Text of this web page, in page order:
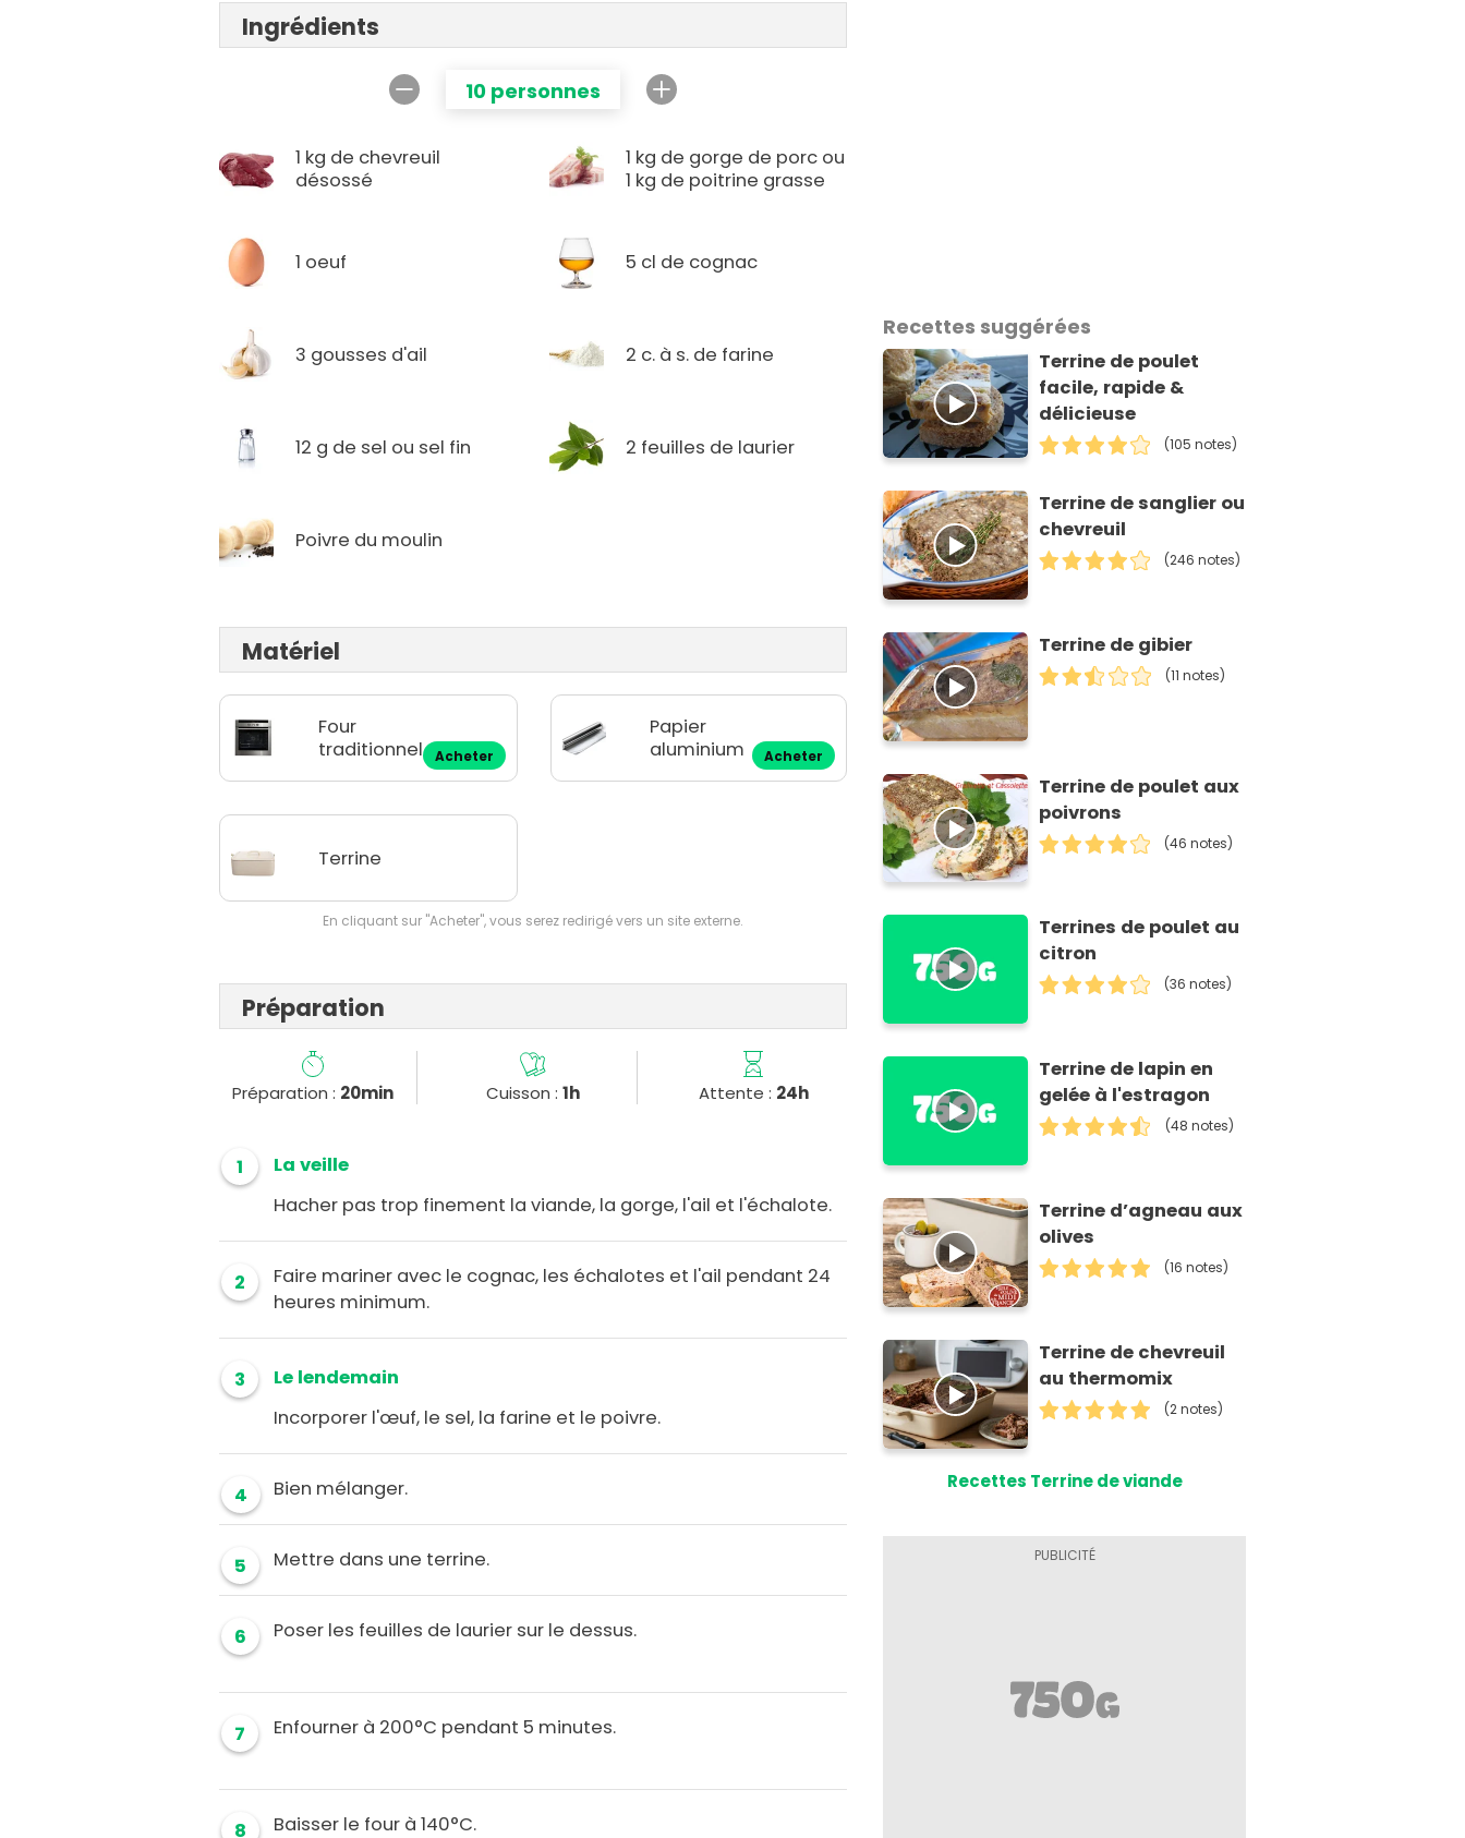
Ingrédients
10 personnes
1 kg de chevreuil
désossé
1 kg de gorge de porc ou
1 kg de poitrine grasse
1 oeuf 5 cl de cognac
3 gousses d'ail 2 c. à s. de farine
12 g de sel ou sel fin 2 feuilles de laurier
Poivre du moulin
Matériel
Four
traditionnel
Acheter
Papier
aluminium
Acheter
Terrine
En cliquant sur "Acheter", vous serez redirigé vers un site externe.
Préparation
Préparation : 20min Cuisson :1h Attente : 24h
1
La veille
Hacher pas trop finement la viande, la gorge, l'ail et l'échalote.
2
Faire mariner avec le cognac, les échalotes et l'ail pendant 24
heures minimum.
3
Le lendemain
Incorporer l'œuf, le sel, la farine et le poivre.
4 Bien mélanger.
5 Mettre dans une terrine.
6 Poser les feuilles de laurier sur le dessus.
7 Enfourner à 200°C pendant 5 minutes.
8 Baisser le four à 140°C.
Recettes suggérées
Terrine de poulet
facile, rapide &
délicieuse
(105 notes)
Terrine de sanglier ou
chevreuil
(246 notes)
Terrine de gibier
(11 notes)
Terrine de poulet aux
poivrons
(46 notes)
Terrines de poulet au
citron
(36 notes)
Terrine de lapin en
gelée à l'estragon
(48 notes)
Terrine d’agneau aux
olives
(16 notes)
Terrine de chevreuil
au thermomix
(2 notes)
Recettes Terrine de viande